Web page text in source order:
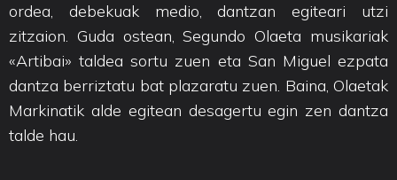
ordea, debekuak medio, dantzan egiteari utzi
zitzaion. Guda ostean, Segundo Olaeta musikariak
«Artibai» taldea sortu zuen eta San Miguel ezpata
dantza berriztatu bat plazaratu zuen. Baina, Olaetak
Markinatik alde egitean desagertu egin zen dantza
talde hau.